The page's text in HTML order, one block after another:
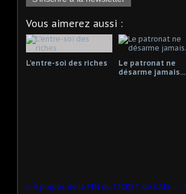
Vous aimerez aussi :
L'entre-soi des riches
Le patronat ne
désarme jamais...
À propos de la FIN du TICKET de CAISSE : un communiqué d'INDECOSA-CGT